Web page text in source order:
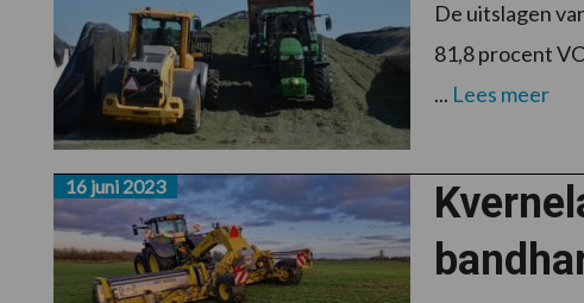
De uitslagen
81,8 procent
... Lees meer
16 juni 2023